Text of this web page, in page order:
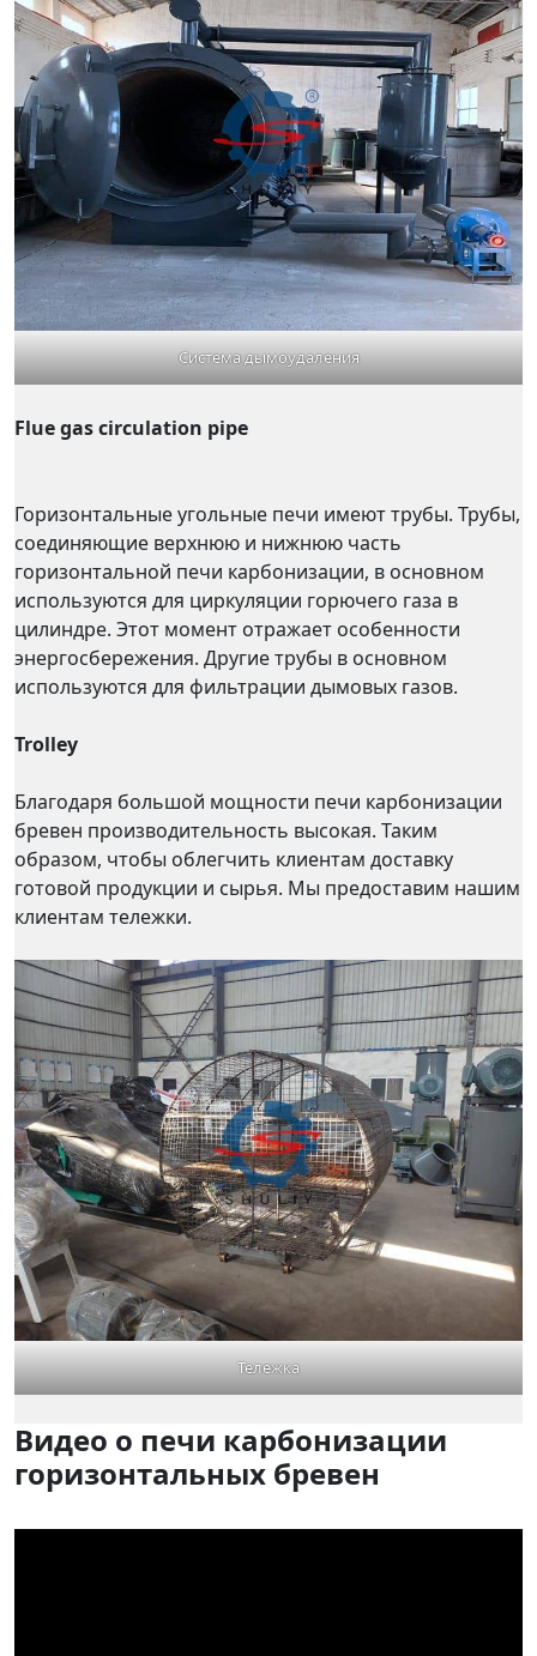
Система дымоудаления
Flue gas circulation pipe
Горизонтальные угольные печи имеют трубы. Трубы,
соединяющие верхнюю и нижнюю часть
горизонтальной печи карбонизации, в основном
используются для циркуляции горючего газа в
цилиндре. Этот момент отражает особенности
энергосбережения. Другие трубы в основном
используются для фильтрации дымовых газов.
Trolley
Благодаря большой мощности печи карбонизации
бревен производительность высокая. Таким
образом, чтобы облегчить клиентам доставку
готовой продукции и сырья. Мы предоставим нашим
клиентам тележки.
Тележка
Видео о печи карбонизации
горизонтальных бревен